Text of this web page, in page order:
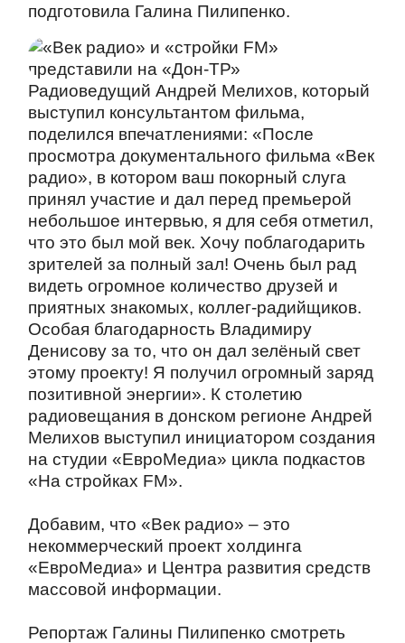
подготовила Галина Пилипенко.
Радиоведущий Андрей Мелихов, который
выступил консультантом фильма,
поделился впечатлениями: «После
просмотра документального фильма «Век
радио», в котором ваш покорный слуга
принял участие и дал перед премьерой
небольшое интервью, я для себя отметил,
что это был мой век. Хочу поблагодарить
зрителей за полный зал! Очень был рад
видеть огромное количество друзей и
приятных знакомых, коллег-радийщиков.
Особая благодарность Владимиру
Денисову за то, что он дал зелёный свет
этому проекту! Я получил огромный заряд
позитивной энергии». К столетию
радиовещания в донском регионе Андрей
Мелихов выступил инициатором создания
на студии «ЕвроМедиа» цикла подкастов
«На стройках FM».
Добавим, что «Век радио» – это
некоммерческий проект холдинга
«ЕвроМедиа» и Центра развития средств
массовой информации.
Репортаж Галины Пилипенко смотреть